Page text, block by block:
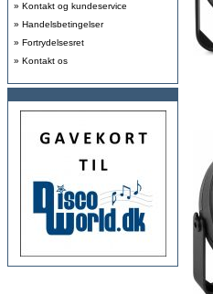
» Kontakt og kundeservice
» Handelsbetingelser
» Fortrydelsesret
» Kontakt os